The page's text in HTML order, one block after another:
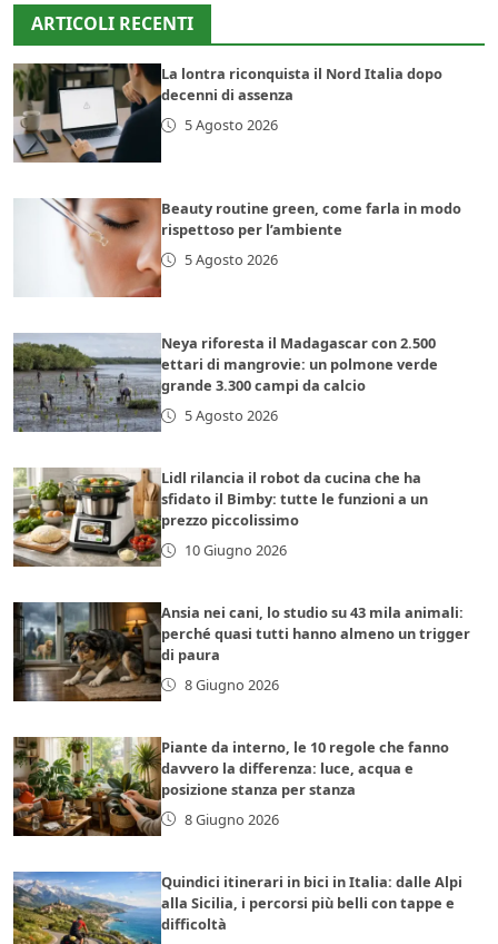
ARTICOLI RECENTI
La lontra riconquista il Nord Italia dopo
decenni di assenza
5 Agosto 2026
Beauty routine green, come farla in modo
rispettoso per l’ambiente
5 Agosto 2026
Neya riforesta il Madagascar con 2.500
ettari di mangrovie: un polmone verde
grande 3.300 campi da calcio
5 Agosto 2026
Lidl rilancia il robot da cucina che ha
sfidato il Bimby: tutte le funzioni a un
prezzo piccolissimo
10 Giugno 2026
Ansia nei cani, lo studio su 43 mila animali:
perché quasi tutti hanno almeno un trigger
di paura
8 Giugno 2026
Piante da interno, le 10 regole che fanno
davvero la differenza: luce, acqua e
posizione stanza per stanza
8 Giugno 2026
Quindici itinerari in bici in Italia: dalle Alpi
alla Sicilia, i percorsi più belli con tappe e
difficoltà